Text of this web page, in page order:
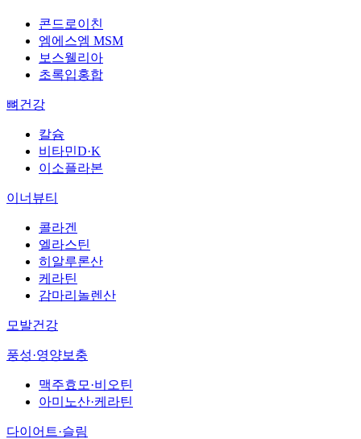
콘드로이친
엠에스엠 MSM
보스웰리아
초록입홍합
뼈건강
칼슘
비타민D·K
이소플라본
이너뷰티
콜라겐
엘라스틴
히알루론산
케라틴
감마리놀렌산
모발건강
풍성·영양보충
맥주효모·비오틴
아미노산·케라틴
다이어트·슬림